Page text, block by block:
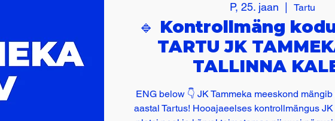
P, 25. jaan
  |
Tartu
🔹 Kontrollmäng
TARTU JK
TALLINNA
ENG below 👇 JK Tammeka meeskond
aastal Tartus! Hooajaeelses kontrollmängus